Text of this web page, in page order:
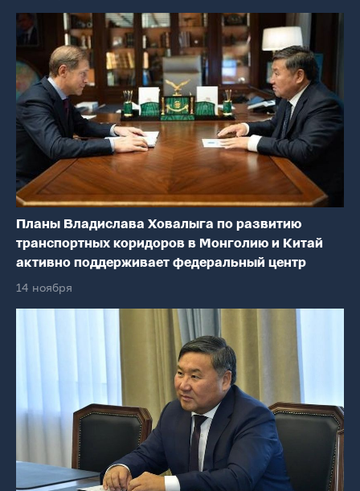
Планы Владислава Ховалыга по развитию
транспортных коридоров в Монголию и Китай
активно поддерживает федеральный центр
14 ноября